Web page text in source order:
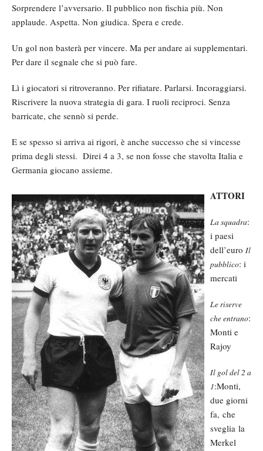
Sorprendere l’avversario. Il pubblico non fischia più. Non
applaude. Aspetta. Non giudica. Spera e crede.
Un gol non basterà per vincere. Ma per andare ai supplementari.
Per dare il segnale che si può fare.
Lì i giocatori si ritroveranno. Per rifiatare. Parlarsi. Incoraggiarsi.
Riscrivere la nuova strategia di gara. I ruoli reciproci. Senza
barricate, che sennò si perde.
E se spesso si arriva ai rigori, è anche successo che si vincesse
prima degli stessi. Direi 4 a 3, se non fosse che stavolta Italia e
Germania giocano assieme.
ATTORI
La squadra:
i paesi
dell’euro Il
pubblico: i
mercati
Le riserve
che entrano:
Monti e
Rajoy
Il gol del 2 a
1:Monti,
due giorni
fa, che
sveglia la
Merkel